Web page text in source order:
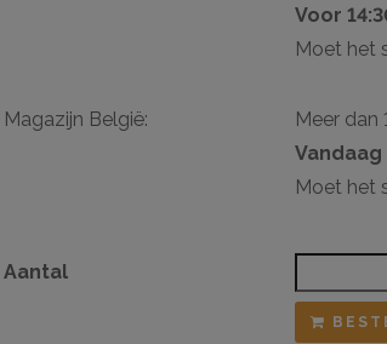
Voor
Moet het
Magazijn België:
Meer dan
Moet het
Aantal